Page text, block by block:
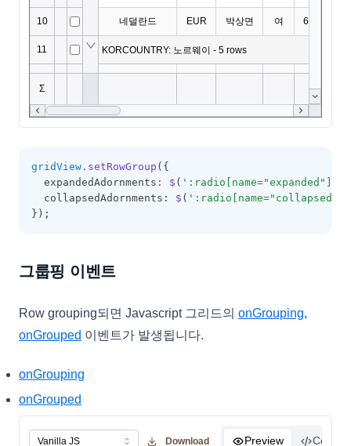
gridView .setRowGroup ({
  expandedAdornments
: $ (
  collapsedAdornments:
$ (
});
그룹핑 이벤트
Row grouping되면 Javascript 그리드의 onGrouping,
onGrouped 이벤트가 발생됩니다.
onGrouping
onGrouped
Download Preview Code